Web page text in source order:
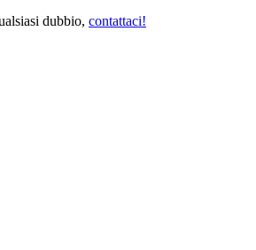
dubbio, contattaci!